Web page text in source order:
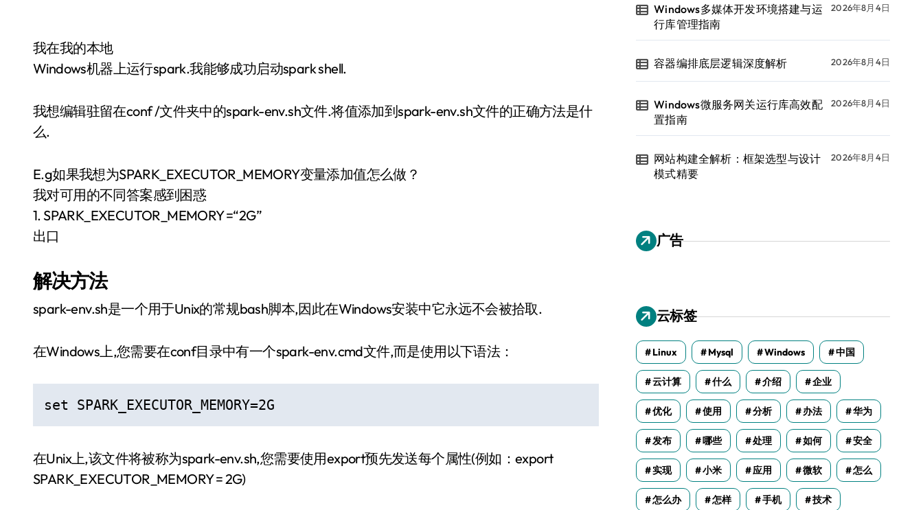
我在我的本地
Windows机器上运行spark.我能够成功启动spark shell.
我想编辑驻留在conf /文件夹中的spark-env.sh文件.将值添加到spark-env.sh文件的正确方法是什
么.
E.g如果我想为SPARK_EXECUTOR_MEMORY变量添加值怎么做？
我对可用的不同答案感到困惑
1. SPARK_EXECUTOR_MEMORY =“2G”
出口
解决方法
spark-env.sh是一个用于Unix的常规bash脚本,因此在Windows安装中它永远不会被拾取.
在Windows上,您需要在conf目录中有一个spark-env.cmd文件,而是使用以下语法：
set SPARK_EXECUTOR_MEMORY=2G
在Unix上,该文件将被称为spark-env.sh,您需要使用export预先发送每个属性(例如：export
SPARK_EXECUTOR_MEMORY = 2G)
Windows多媒体开发环境搭建与运
行库管理指南
2026年8月4日
容器编排底层逻辑深度解析 2026年8月4日
Windows微服务网关运行库高效配
置指南
2026年8月4日
网站构建全解析：框架选型与设计
模式精要
2026年8月4日
广告
云标签
Linux Mysql Windows 中国
云计算 什么 介绍 企业
优化 使用 分析 办法 华为
发布 哪些 处理 如何 安全
实现 小米 应用 微软 怎么
怎么办 怎样 手机 技术